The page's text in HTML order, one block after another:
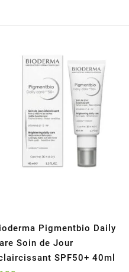
Pigmentbio Daily
Soin de Jour
SPF50+ 40ml